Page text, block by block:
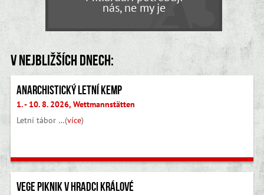
nás, ne my je
V nejbližších dnech:
Anarchistický letní kemp
1. - 10. 8. 2026, Wettmannstätten
Letní tábor …(více)
Vege piknik v Hradci Králové